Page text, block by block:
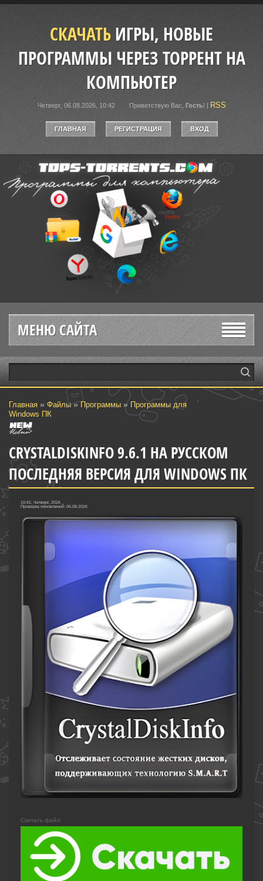
СКАЧАТЬИГРЫ, НОВЫЕ
ПРОГРАММЫ ЧЕРЕЗ ТОРРЕНТ НА
КОМПЬЮТЕР
Четверг, 06.08.2026, 10:42 Приветствую Вас Гость! | RSS
ГЛАВНАЯ РЕГИСТРАЦИЯ ВХОД
МЕНЮ САЙТА
Главная » Файлы»Программы » Программы для
Windows ПК
CRYSTALDISKINFO 9.6.1 НА РУССКОМ
ПОСЛЕДНЯЯ ВЕРСИЯ ДЛЯ WINDOWS ПК
10:42, Четверг, 2026
Проверка обновлений: 06.08.2026
Скачать файл: